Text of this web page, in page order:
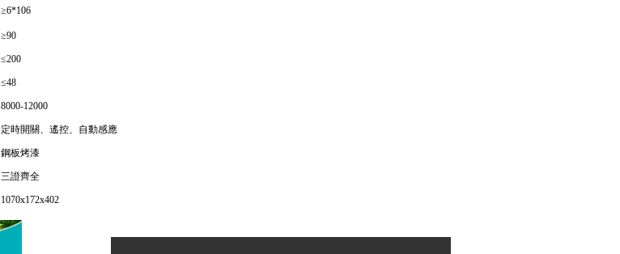
≥6*106
≥90
≤200
≤48
8000-12000
定時開關、遙控、自動感應
鋼板烤漆
三證齊全
1070x172x402